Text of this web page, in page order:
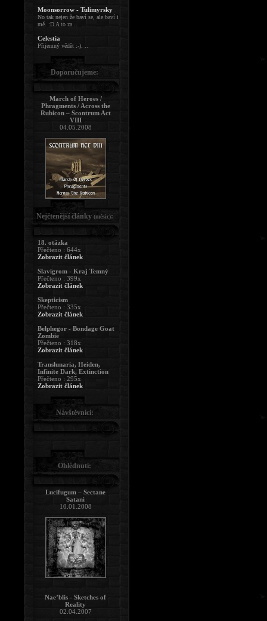
Moonsorrow - Tulimyrsky
No tak nejen že baví se, ale baví i
mě. :D A to za ..
Celestia
Přijemný vědět :-). ..
Doporučujeme:
March of Heroes /
Phragments / Across the
Rubicon – Scontrum Act
VIII
04.05.2008
Nejčtenější články (měsíc):
18. otázka
Přečteno : 644x
Zobrazit článek
Slavigrom - Kraj Temný
Přečteno : 399x
Zobrazit článek
Skepticism
Přečteno : 335x
Zobrazit článek
Belphegor - Bondage Goat
Zombie
Přečteno : 318x
Zobrazit článek
Translunaria, Heiden,
Infinite Dark, Extinction
Přečteno : 295x
Zobrazit článek
Návštěvníci:
Ohlédnutí:
Lucifugum – Sectane
Satani
10.01.2008
Nae’blis - Sketches of
Reality
02.04.2007